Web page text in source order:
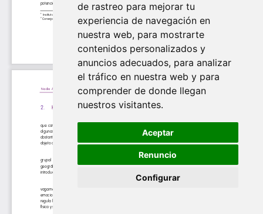
de rastreo para mejorar tu
experiencia de navegación en
nuestra web, para mostrarte
contenidos personalizados y
anuncios adecuados, para analizar
el tráfico en nuestra web y para
comprender de donde llegan
nuestros visitantes.
Aceptar
Renuncio
Configurar